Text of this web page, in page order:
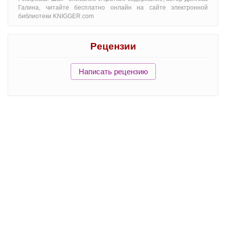
Галина, читайте бесплатно онлайн на сайте электронной
библиотеки KNIGGER.com
Рецензии
Написать рецензию